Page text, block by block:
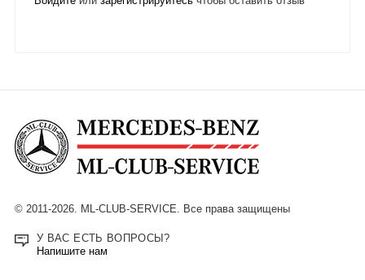
© 2011-2026. ML-CLUB-SERVICE. Все права защищены
У ВАС ЕСТЬ ВОПРОСЫ?
Напишите нам